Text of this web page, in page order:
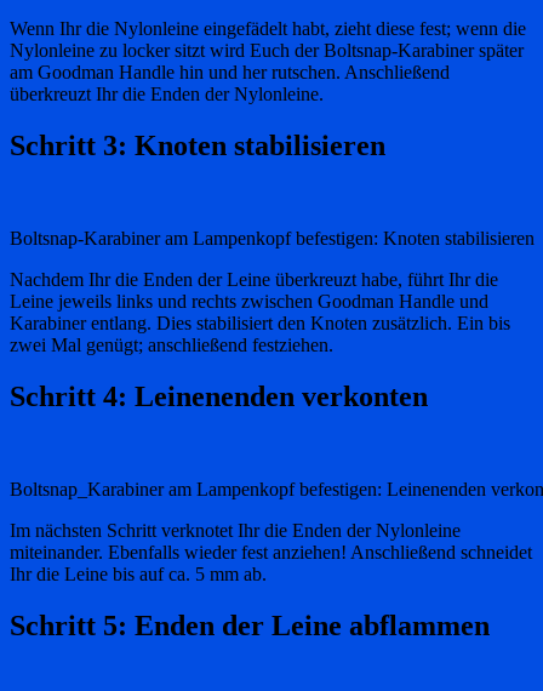
Wenn Ihr die Nylonleine eingefädelt habt, zieht diese fest; wenn die
Nylonleine zu locker sitzt wird Euch der Boltsnap-Karabiner später
am Goodman Handle hin und her rutschen. Anschließend
überkreuzt Ihr die Enden der Nylonleine.
Schritt 3: Knoten stabilisieren
Boltsnap-Karabiner am Lampenkopf befestigen: Knoten stabilisieren
Nachdem Ihr die Enden der Leine überkreuzt habe, führt Ihr die
Leine jeweils links und rechts zwischen Goodman Handle und
Karabiner entlang. Dies stabilisiert den Knoten zusätzlich. Ein bis
zwei Mal genügt; anschließend festziehen.
Schritt 4: Leinenenden verkonten
Boltsnap_Karabiner am Lampenkopf befestigen: Leinenenden
Im nächsten Schritt verknotet Ihr die Enden der Nylonleine
miteinander. Ebenfalls wieder fest anziehen! Anschließend schneidet
Ihr die Leine bis auf ca. 5 mm ab.
Schritt 5: Enden der Leine abflammen